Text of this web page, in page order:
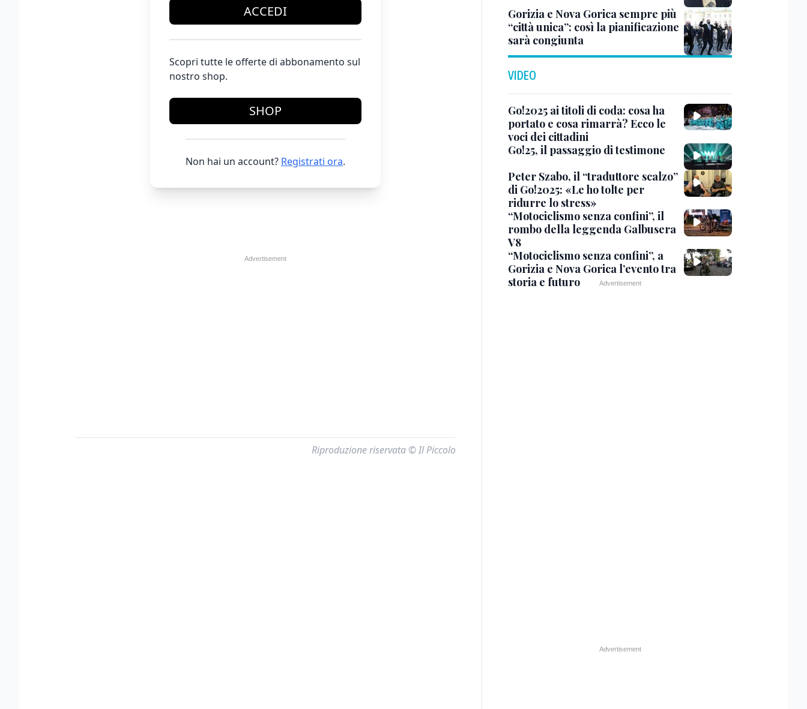
ACCEDI
Scopri tutte le offerte di abbonamento sul
nostro shop.
SHOP
Non hai un account? Registrati ora.
Riproduzione riservata © Il Piccolo
Gorizia e Nova Gorica sempre più
“città unica”: così la pianificazione
sarà congiunta
VIDEO
Go!2025 ai titoli di coda: cosa ha
portato e cosa rimarrà? Ecco le
voci dei cittadini
Go!25, il passaggio di testimone
Peter Szabo, il “traduttore scalzo”
di Go!2025: «Le ho tolte per
ridurre lo stress»
“Motociclismo senza confini”, il
rombo della leggenda Galbusera
V8
“Motociclismo senza confini”, a
Gorizia e Nova Gorica l’evento tra
storia e futuro